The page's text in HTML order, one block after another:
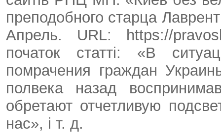
преподобного старца
Апрель. URL: https://
початок статті: «В
помрачения граждан
полвека назад
обретают отчетливую
нас», і т. д.